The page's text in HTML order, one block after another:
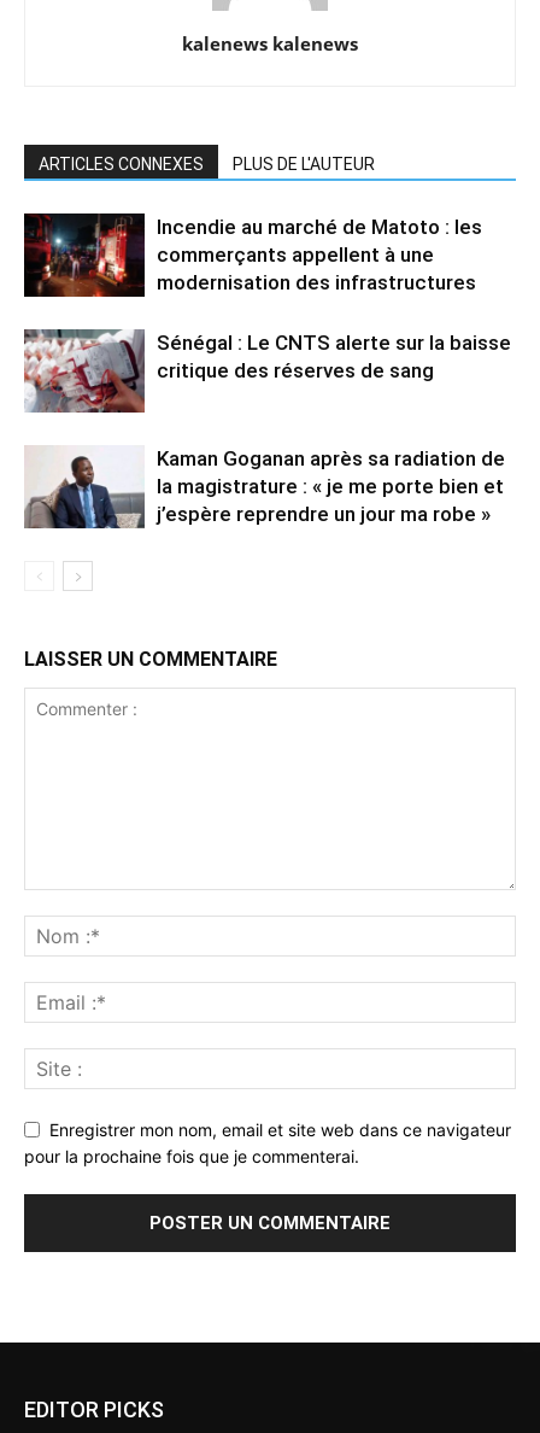
kalenews kalenews
ARTICLES CONNEXES PLUS DE L'AUTEUR
Incendie au marché de Matoto : les
commerçants appellent à une
modernisation des infrastructures
Sénégal : Le CNTS alerte sur la baisse
critique des réserves de sang
Kaman Goganan après sa radiation de
la magistrature : « je me porte bien et
j’espère reprendre un jour ma robe »
LAISSER UN COMMENTAIRE
Enregistrer mon nom, email et site web dans ce navigateur
pour la prochaine fois que je commenterai.
EDITOR PICKS